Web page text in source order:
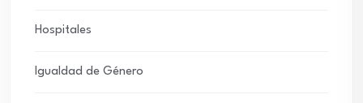
Hospitales
Igualdad de Género